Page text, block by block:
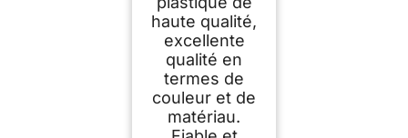
haute qualité,
excellente
qualité en
termes de
couleur et de
matériau.